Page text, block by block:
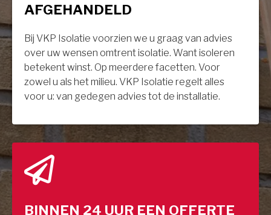
AFGEHANDELD
Bij VKP Isolatie voorzien we u graag van advies
over uw wensen omtrent isolatie. Want isoleren
betekent winst. Op meerdere facetten. Voor
zowel u als het milieu. VKP Isolatie regelt alles
voor u: van gedegen advies tot de installatie.
BINNEN 24 UUR EEN OFFERTE